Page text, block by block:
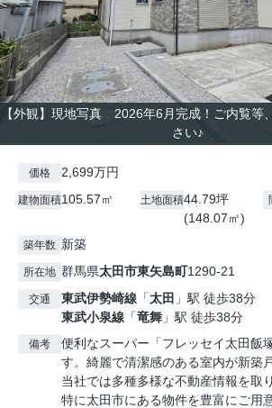
【外観】現地写真 2026年6月完成！ご内覧等
さい♪
価格 2,699万円
建物面積105.57㎡ 土地面積44.79坪
(148.07㎡)
築年数 新築
所在地 群馬県太田市東矢島町1290-21
交通 東武伊勢崎線 「太田 」駅 徒歩38分
東武小泉線 「竜舞 」駅 徒歩38分
備考
便利なスーパー「フレッセイ太田飯
す。綺麗で清潔感のある室内が新築
当社では多種多様な不動産情報を取
特に太田市にある物件を豊富にご用